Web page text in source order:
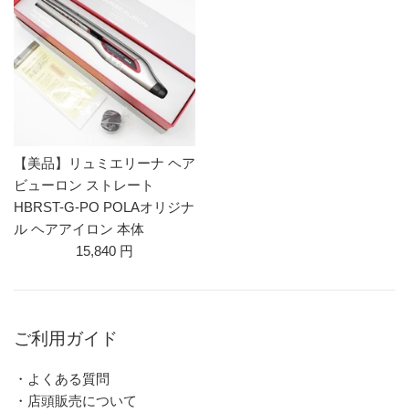
【美品】リュミエリーナ ヘア
ビューロン ストレート
HBRST-G-PO POLAオリジナ
ル ヘアアイロン 本体
15,840 円
ご利用ガイド
・よくある質問
・店頭販売について